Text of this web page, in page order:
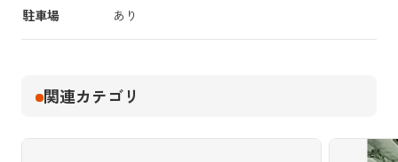
駐車場 あり
関連カテゴリ